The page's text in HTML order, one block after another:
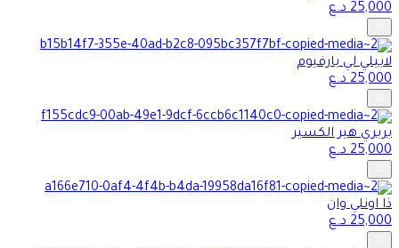
25,000د.ع
لابيلي لي بارفيوم
25,000د.ع
بربري هير الكسير
25,000د.ع
ذا اونلي وان
25,000د.ع